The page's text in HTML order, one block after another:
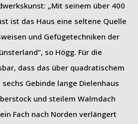
„Mit seinem über 400
ist das Haus eine seltene Quelle
und Gefügetechniken der
so Högg. Für die
dass das über quadratischem
Gebinde lange Dielenhaus
und steilem Walmdach
Fach nach Norden verlängert